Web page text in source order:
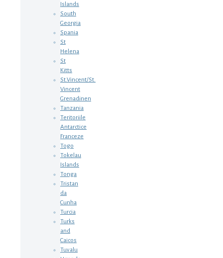
Islands
South
Georgia
Spania
St
Helena
St
Kitts
St.Vincent/St.
Vincent
Grenadinen
Tanzania
Teritoriile
Antarctice
Franceze
Togo
Tokelau
Islands
Tonga
Tristan
da
Cunha
Turcia
Turks
and
Caicos
Tuvalu